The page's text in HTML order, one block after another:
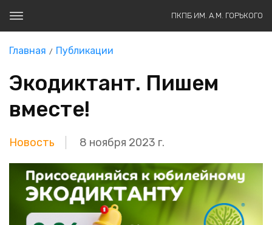
ПКПБ ИМ. А.М. ГОРЬКОГО
Главная Публикации
Экодиктант. Пишем
вместе!
Новость 8 ноября 2023 г.